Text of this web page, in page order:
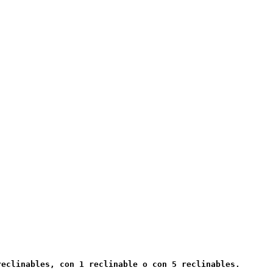
con 1 reclinable o con 5 reclinables.